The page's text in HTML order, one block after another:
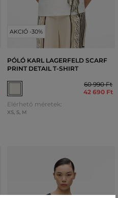
AKCIÓ -30%
PÓLÓ KARL LAGERFELD SCARF
PRINT DETAIL T-SHIRT
60 990 Ft
42 690 Ft
Elérhető méretek:
XS, S, M